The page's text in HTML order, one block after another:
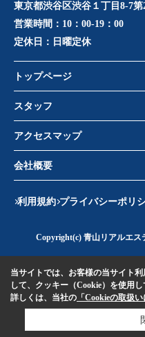
東京都渋谷区渋谷１丁目8-7
営業時間： 10：00-19：00
定休日： 日曜定休
トップページ
スタッフ
アクセスマップ
会社概要
利用規約 プライバシーポリ
Copyright(c) 青山リアルエス
当サイトでは、お客様の当サイト
して、クッキー（Cookie）を使用し
詳しくは、当社の 「Cookieの取扱い